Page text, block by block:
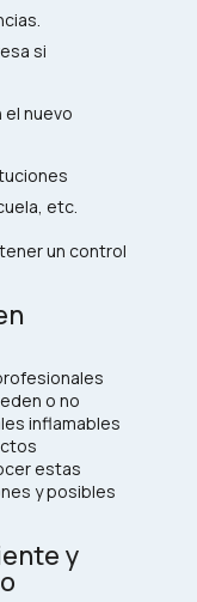
si
nuevo
etc.
un control
o no
inflamables
estas
y posibles
y